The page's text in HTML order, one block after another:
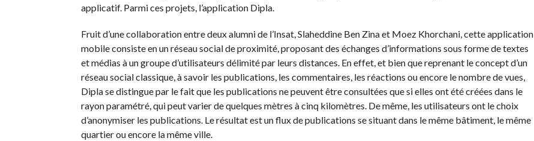
applicatif. Parmi ces projets, l’application Dipla.
Fruit d’une collaboration entre deux alumni de l’Insat, Slaheddine Ben Zina et Moez Khorchani, cette application
mobile consiste en un réseau social de proximité, proposant des échanges d’informations sous forme de textes
et médias à un groupe d’utilisateurs délimité par leurs distances. En effet, et bien que reprenant le concept d’un
réseau social classique, à savoir les publications, les commentaires, les réactions ou encore le nombre de vues,
Dipla se distingue par le fait que les publications ne peuvent être consultées que si elles ont été créées dans le
rayon paramétré, qui peut varier de quelques mètres à cinq kilomètres. De même, les utilisateurs ont le choix
d’anonymiser les publications. Le résultat est un flux de publications se situant dans le même bâtiment, le même
quartier ou encore la même ville.